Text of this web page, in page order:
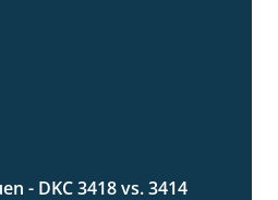
- DKC 3418 vs. 3414